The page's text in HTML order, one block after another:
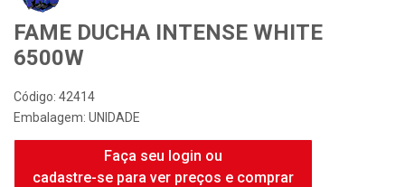
FAME DUCHA INTENSE WHITE
6500W
Código: 42414
Embalagem: UNIDADE
Faça seu login ou
cadastre-se para ver preços e comprar